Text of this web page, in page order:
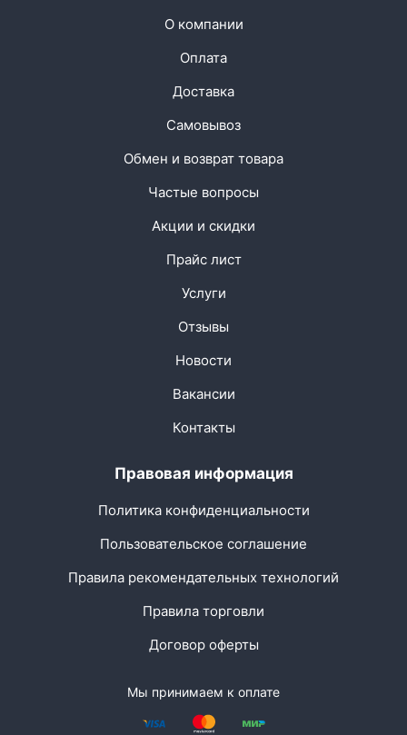
О компании
Оплата
Доставка
Самовывоз
Обмен и возврат товара
Частые вопросы
Акции и скидки
Прайс лист
Услуги
Отзывы
Новости
Вакансии
Контакты
Правовая информация
Политика конфиденциальности
Пользовательское соглашение
Правила рекомендательных технологий
Правила торговли
Договор оферты
Мы принимаем к оплате